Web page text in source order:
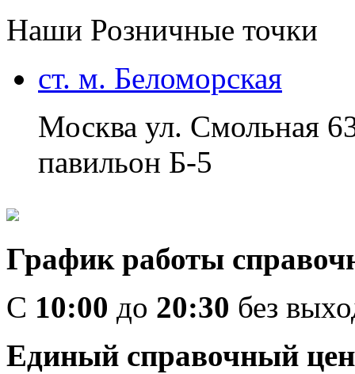
Наши Розничные точки
ст. м. Беломорская
Москва ул. Смольная
павильон Б-5
График работы
C 10:00 до 20:30 без
Единый справочный